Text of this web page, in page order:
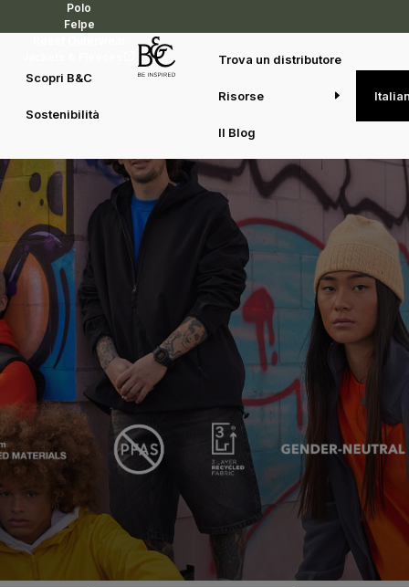
Polo
Felpe
Scopri B&C
Sostenibilità
Trova un distributore
Risorse
Il Blog
B&C Reset Outerwear